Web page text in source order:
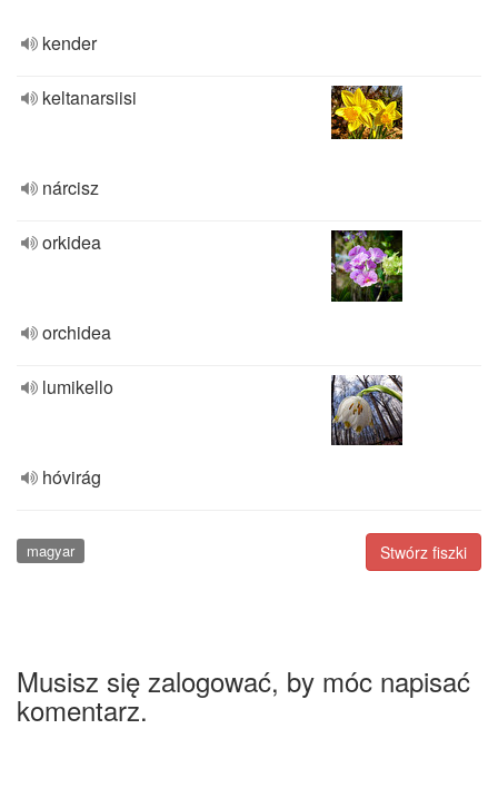
kender
keltanarsiisi
nárcisz
orkidea
orchidea
lumikello
hóvirág
Stwórz fiszki
magyar
Musisz się zalogować, by móc napisać
komentarz.